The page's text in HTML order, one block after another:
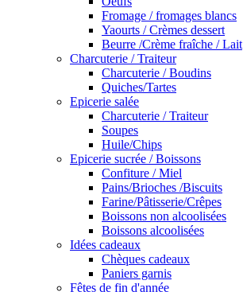
Fromage / fromages blancs
Yaourts / Crèmes dessert
Beurre /Crème fraîche / Lait
Charcuterie / Traiteur
Charcuterie / Boudins
Quiches/Tartes
Epicerie salée
Charcuterie / Traiteur
Soupes
Huile/Chips
Epicerie sucrée / Boissons
Confiture / Miel
Pains/Brioches /Biscuits
Farine/Pâtisserie/Crêpes
Boissons non alcoolisées
Boissons alcoolisées
Idées cadeaux
Chèques cadeaux
Paniers garnis
Fêtes de fin d'année